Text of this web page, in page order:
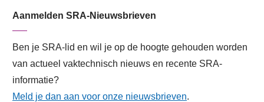
Aanmelden SRA-Nieuwsbrieven
Ben je SRA-lid en wil je op de hoogte gehouden worden
van actueel vaktechnisch nieuws en recente SRA-
informatie?
Meld je dan aan voor onze nieuwsbrieven.